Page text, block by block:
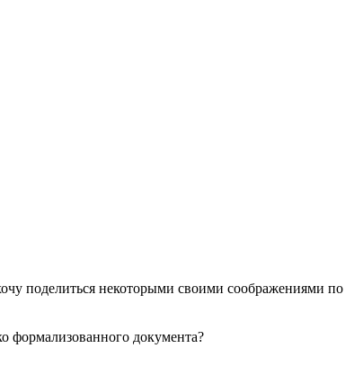
поделиться некоторыми своими соображениями по
формализованного документа?